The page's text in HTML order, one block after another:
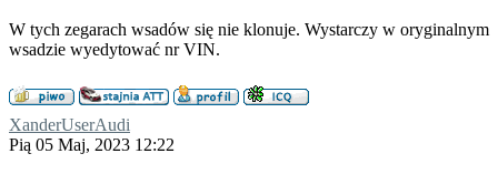
W tych zegarach wsadów się nie klonuje. Wystarczy w oryginalnym
wsadzie wyedytować nr VIN.
XanderUserAudi
Pią 05 Maj, 2023 12:22